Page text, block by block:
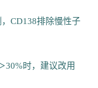
CD138排除慢性子
30%时，建议改用